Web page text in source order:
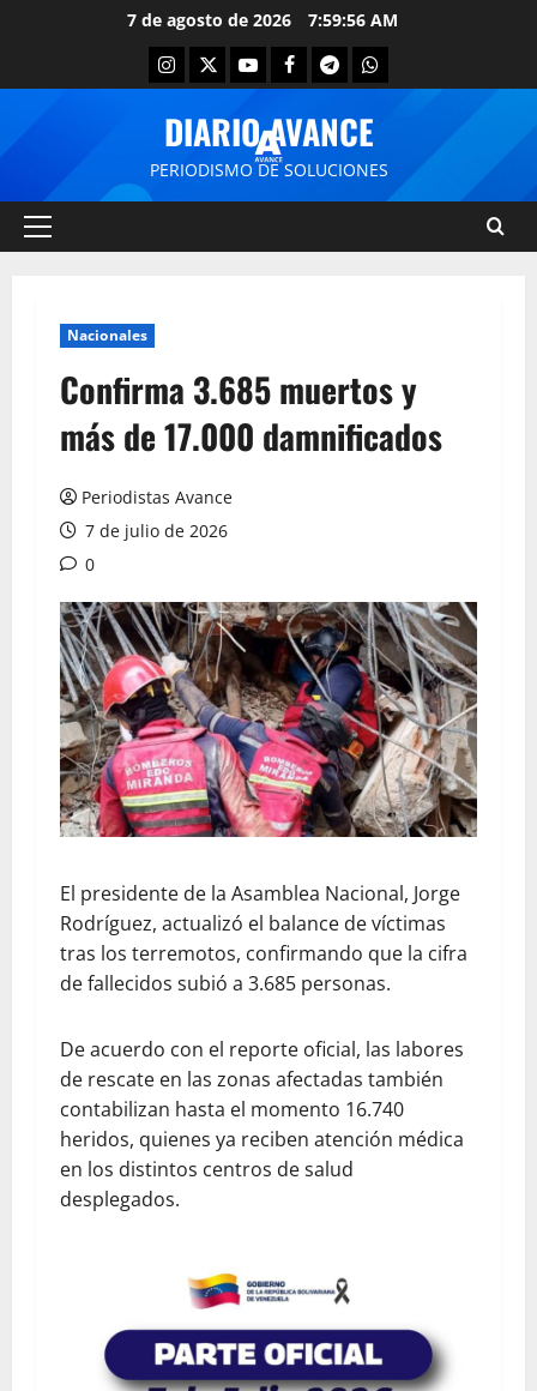
7 de agosto de 2026 7:59:56 AM
DIARIO AVANCE
PERIODISMO DE SOLUCIONES
Nacionales
Confirma 3.685 muertos y
más de 17.000 damnificados
Periodistas Avance
7 de julio de 2026
0
​El presidente de la Asamblea Nacional, Jorge
Rodríguez, actualizó el balance de víctimas
tras los terremotos, confirmando que la cifra
de fallecidos subió a 3.685 personas.
De acuerdo con el reporte oficial, las labores
de rescate en las zonas afectadas también
contabilizan hasta el momento 16.740
heridos, quienes ya reciben atención médica
en los distintos centros de salud
desplegados.